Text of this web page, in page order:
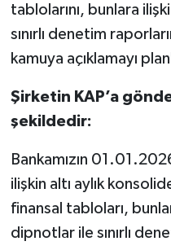
tablolarını, bunlara
sınırlı denetim
kamuya açıklamayı
Şirketin KAP’a
şekildedir:
Bankamızın
ilişkin altı aylık
finansal tabloları,
dipnotlar ile sınırlı